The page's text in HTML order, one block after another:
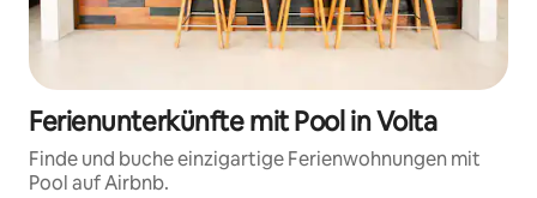
Ferienunterkünfte mit Pool in Volta
Finde und buche einzigartige Ferienwohnungen mit
Pool auf Airbnb.